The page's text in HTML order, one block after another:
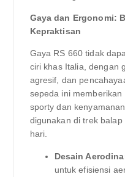
Gaya dan Ergonomi:
Kepraktisan
Gaya RS 660 tidak
ciri khas Italia, dengan
agresif, dan
sepeda ini
sporty dan
digunakan di trek
hari.
Desain
untuk efisiensi